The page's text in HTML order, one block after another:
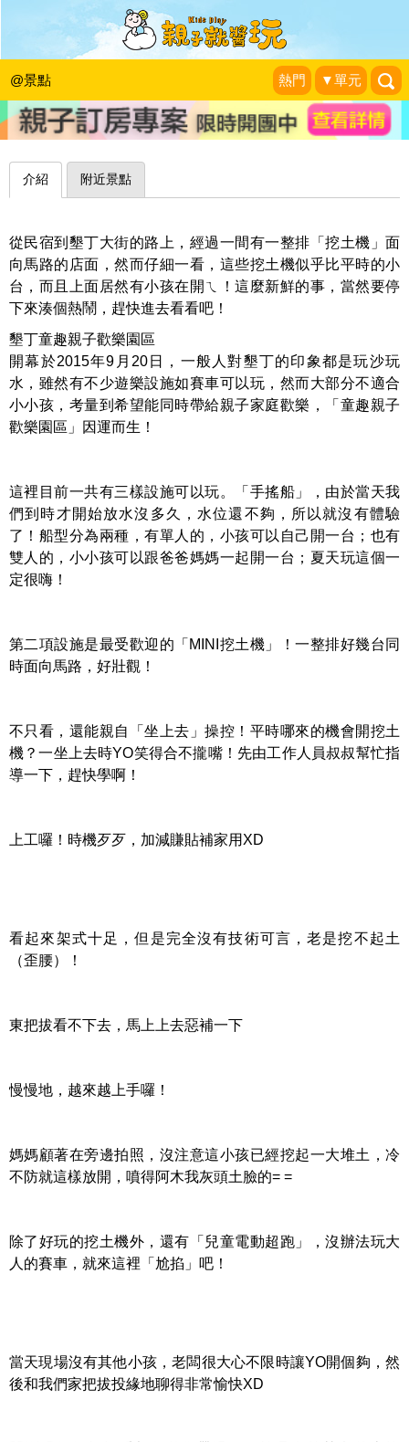
@景點 熱門 ▼單元
迷你挖土機、電動超跑好過癮！屏東墾
丁童趣親子歡樂園區
1＋1＝3 玩學樂生活|2015-10-08
介紹 附近景點
從民宿到墾丁大街的路上，經過一間有一整排「挖土機」面
向馬路的店面，然而仔細一看，這些挖土機似乎比平時的小
台，而且上面居然有小孩在開ㄟ！這麼新鮮的事，當然要停
下來湊個熱鬧，趕快進去看看吧！
墾丁童趣親子歡樂園區
開幕於2015年9月20日，一般人對墾丁的印象都是玩沙玩
水，雖然有不少遊樂設施如賽車可以玩，然而大部分不適合
小小孩，考量到希望能同時帶給親子家庭歡樂，「童趣親子
歡樂園區」因運而生！
這裡目前一共有三樣設施可以玩。「手搖船」，由於當天我
們到時才開始放水沒多久，水位還不夠，所以就沒有體驗
了！船型分為兩種，有單人的，小孩可以自己開一台；也有
雙人的，小小孩可以跟爸爸媽媽一起開一台；夏天玩這個一
定很嗨！
第二項設施是最受歡迎的「MINI挖土機」！一整排好幾台同
時面向馬路，好壯觀！
不只看，還能親自「坐上去」操控！平時哪來的機會開挖土
機？一坐上去時YO笑得合不攏嘴！先由工作人員叔叔幫忙指
導一下，趕快學啊！
上工囉！時機歹歹，加減賺貼補家用XD
看起來架式十足，但是完全沒有技術可言，老是挖不起土
（歪腰）！
東把拔看不下去，馬上上去惡補一下
慢慢地，越來越上手囉！
媽媽顧著在旁邊拍照，沒注意這小孩已經挖起一大堆土，冷
不防就這樣放開，噴得阿木我灰頭土臉的= =
除了好玩的挖土機外，還有「兒童電動超跑」，沒辦法玩大
人的賽車，就來這裡「尬掐」吧！
當天現場沒有其他小孩，老闆很大心不限時讓YO開個夠，然
後和我們家把拔投緣地聊得非常愉快XD